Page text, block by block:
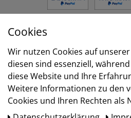
Versand
Cookies
Wir nutzen Cookies auf
diesen sind essenziell,
diese Website und Ihre
Weitere Informationen zu den
Cookies und Ihren Rechten als